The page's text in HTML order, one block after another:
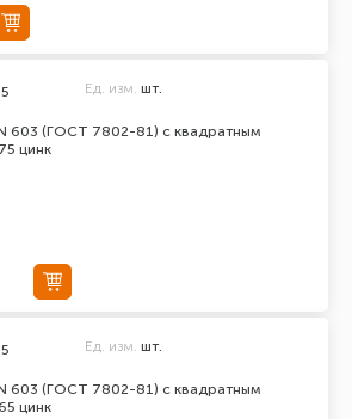
603 (ГОСТ 7802-81) с квадратным
цинк
Ед. изм. шт.
603 (ГОСТ 7802-81) с квадратным
цинк
Ед. изм. шт.